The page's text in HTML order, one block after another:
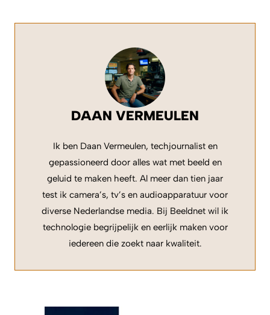
DAAN VERMEULEN
Ik ben Daan Vermeulen, techjournalist en
gepassioneerd door alles wat met beeld en
geluid te maken heeft. Al meer dan tien jaar
test ik camera’s, tv’s en audioapparatuur voor
diverse Nederlandse media. Bij Beeldnet wil ik
technologie begrijpelijk en eerlijk maken voor
iedereen die zoekt naar kwaliteit.